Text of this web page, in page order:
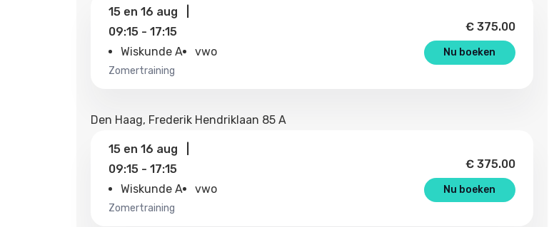
15 en 16 aug
09:15 - 17:15
Wiskunde A
vwo
zomertraining
€ 375.00
Nu boeken
Den Haag, Frederik Hendriklaan 85 A
15 en 16 aug
09:15 - 17:15
Wiskunde A
vwo
zomertraining
€ 375.00
Nu boeken